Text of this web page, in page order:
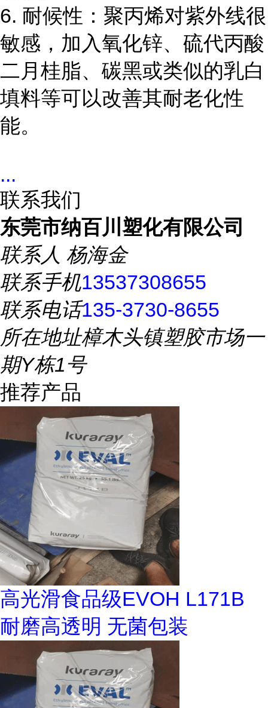
6. 耐候性：聚丙烯对紫外线很
敏感，加入氧化锌、硫代丙酸
二月桂脂、碳黑或类似的乳白
填料等可以改善其耐老化性
能。
...
联系我们
东莞市纳百川塑化有限公司
联系人 杨海金
联系手机13537308655
联系电话135-3730-8655
所在地址樟木头镇塑胶市场一
期Y栋1号
推荐产品
高光滑食品级EVOH L171B
耐磨高透明 无菌包装